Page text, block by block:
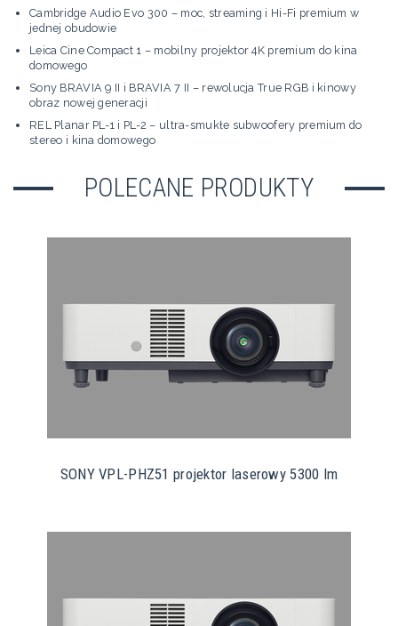
Cambridge Audio Evo 300 – moc, streaming i Hi-Fi premium w
jednej obudowie
Leica Cine Compact 1 – mobilny projektor 4K premium do kina
domowego
Sony BRAVIA 9 II i BRAVIA 7 II – rewolucja True RGB i kinowy
obraz nowej generacji
REL Planar PL-1 i PL-2 – ultra-smukłe subwoofery premium do
stereo i kina domowego
POLECANE PRODUKTY
SONY VPL-PHZ51 projektor laserowy 5300 lm